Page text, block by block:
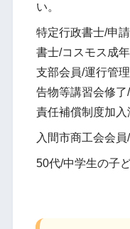
い。
特定行政書士/申
書士/コスモス成
支部会員/運行管
告物等講習会修
責任補償制度加入
入間市商工会会
50代/中学生の子